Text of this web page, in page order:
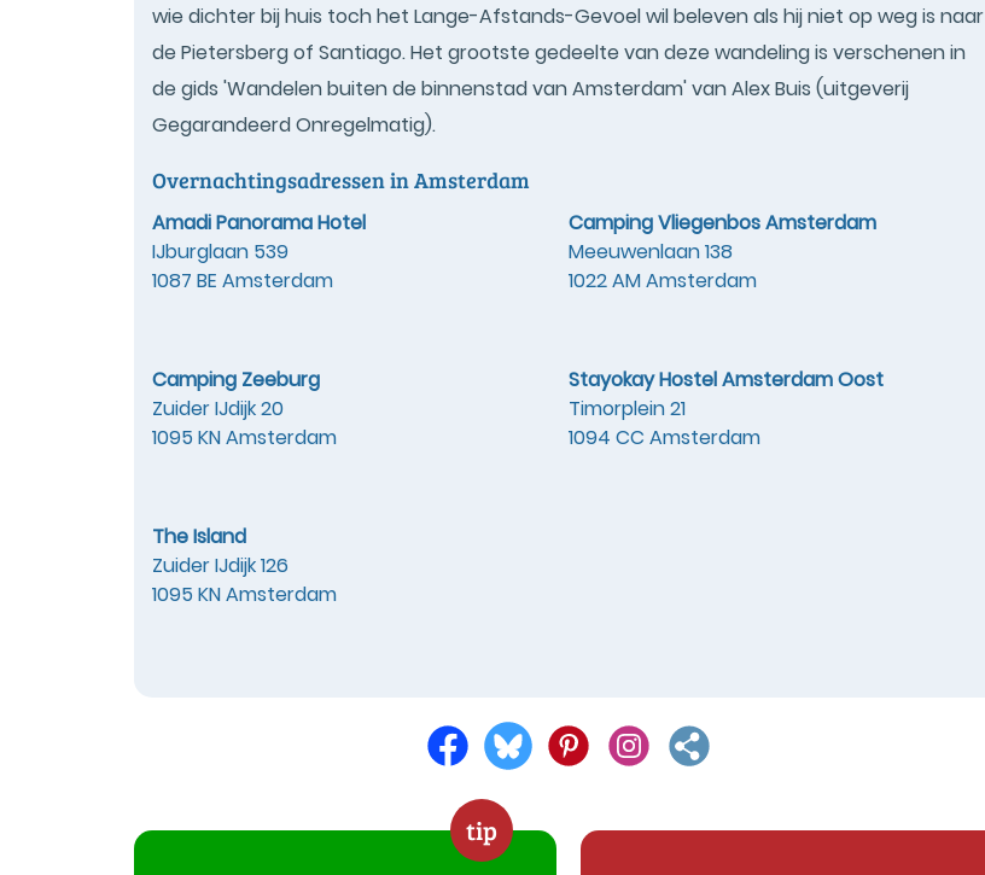
wie dichter bij huis toch het Lange-Afstands-Gevoel wil beleven als hij niet op weg is naar
de Pietersberg of Santiago. Het grootste gedeelte van deze wandeling is verschenen in
de gids 'Wandelen buiten de binnenstad van Amsterdam' van Alex Buis (uitgeverij
Gegarandeerd Onregelmatig).
Overnachtingsadressen in Amsterdam
Amadi Panorama Hotel
IJburglaan 539
1087 BE Amsterdam
Camping Vliegenbos Amsterdam
Meeuwenlaan 138
1022 AM Amsterdam
Camping Zeeburg
Zuider IJdijk 20
1095 KN Amsterdam
Stayokay Hostel Amsterdam Oost
Timorplein 21
1094 CC Amsterdam
The Island
Zuider IJdijk 126
1095 KN Amsterdam
tip